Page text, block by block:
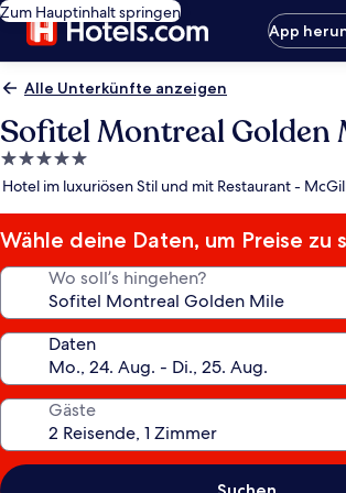
Zum Hauptinhalt springen
App
Alle Unterkünfte anzeigen
Sofitel Montreal Golden
5.0-
Sterne-
Hotel im luxuriösen Stil und mit Restaurant -
Wähle deine Daten, um Preise zu
Wo soll’s hingehen?
Daten
Gäste